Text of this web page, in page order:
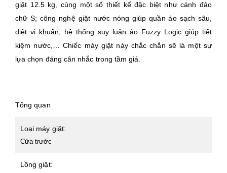
giặt 12.5 kg, cùng một số thiết kế đặc biệt như cánh đảo
chữ S; công nghệ giặt nước nóng giúp quần áo sạch sâu,
diệt vi khuẩn; hệ thống suy luận ảo Fuzzy Logic giúp tiết
kiệm nước,… Chiếc máy giặt này chắc chắn sẽ là một sự
lựa chọn đáng cân nhắc trong tầm giá.
Tổng quan
Loại máy giặt:
Cửa trước
Lồng giặt: